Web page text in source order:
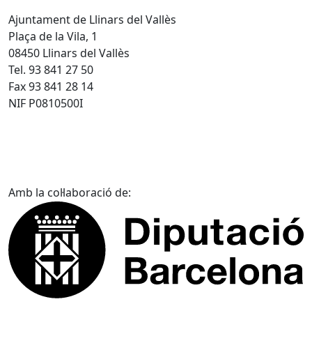
Ajuntament de Llinars del Vallès
Plaça de la Vila, 1
08450 Llinars del Vallès
Tel. 93 841 27 50
Fax 93 841 28 14
NIF P0810500I
Amb la col·laboració de: